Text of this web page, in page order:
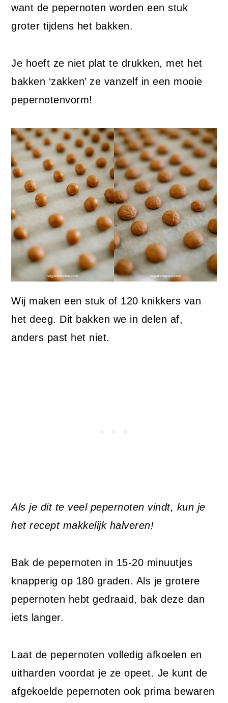
want de pepernoten worden een stuk
groter tijdens het bakken.
Je hoeft ze niet plat te drukken, met het
bakken ‘zakken’ ze vanzelf in een mooie
pepernotenvorm!
Wij maken een stuk of 120 knikkers van
het deeg. Dit bakken we in delen af,
anders past het niet.
Als je dit te veel pepernoten vindt, kun je
het recept makkelijk halveren!
Bak de pepernoten in 15-20 minuutjes
knapperig op 180 graden. Als je grotere
pepernoten hebt gedraaid, bak deze dan
iets langer.
Laat de pepernoten volledig afkoelen en
uitharden voordat je ze opeet. Je kunt de
afgekoelde pepernoten ook prima bewaren